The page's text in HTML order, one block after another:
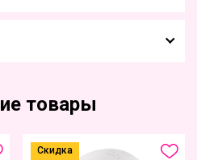
товары
Скидка